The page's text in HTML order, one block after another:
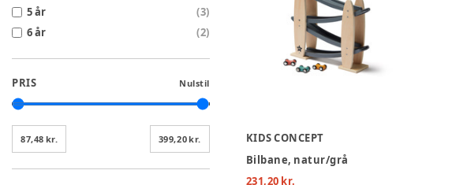
5 år
(3)
6 år
(2)
PRIS Nulstil
87,48 kr. 399,20 kr.
KIDS CONCEPT
Bilbane, natur/grå
231,20 kr.